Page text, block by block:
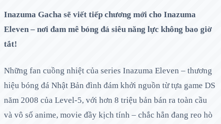
Inazuma Gacha sẽ viết tiếp chương mới cho Inazuma
Eleven – nơi đam mê bóng đá siêu năng lực không bao giờ
tắt!
Những fan cuồng nhiệt của series Inazuma Eleven – thương
hiệu bóng đá Nhật Bản đình đám khởi nguồn từ tựa game DS
năm 2008 của Level-5, với hơn 8 triệu bản bán ra toàn cầu
và vô số anime, movie đầy kịch tính – chắc hẳn đang reo hò